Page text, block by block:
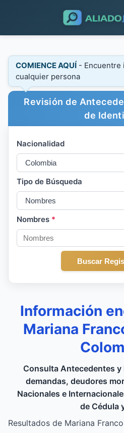
COMIENCE AQUÍ - Encuentre
cualquier persona
Revisión de
de
Nacionalidad
Tipo de Búsqueda
Nombres *
Buscar
Información
Mariana
Consulta Antecedentes
demandas, deudores
Nacionales e
de Cédula
Resultados de Mariana